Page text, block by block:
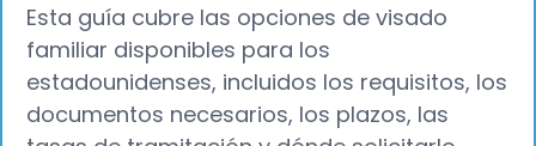
Esta guía cubre las opciones de visado
familiar disponibles para los
estadounidenses, incluidos los requisitos, los
documentos necesarios, los plazos, las